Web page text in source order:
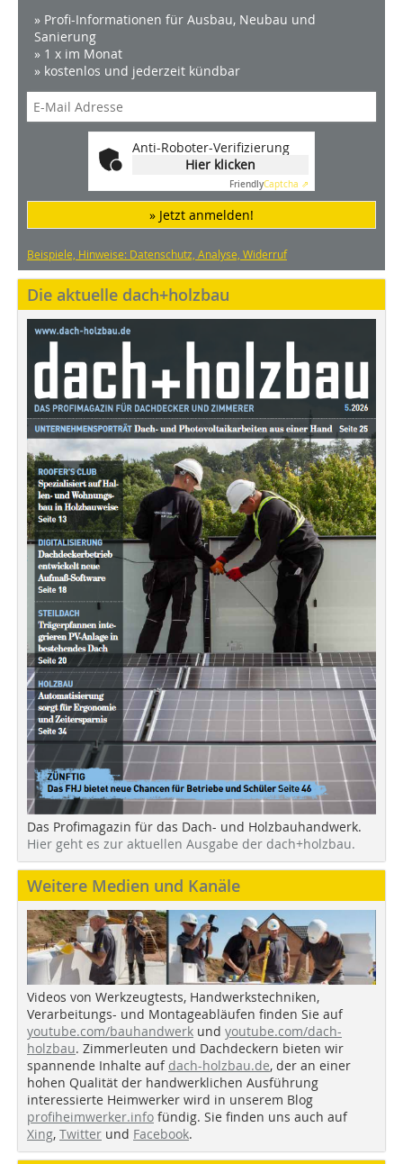
» Profi-Informationen für Ausbau, Neubau und
Sanierung
» 1 x im Monat
» kostenlos und jederzeit kündbar
Anti-Roboter-Verifizierung
Hier klicken
FriendlyCaptcha ⇗
» Jetzt anmelden!
Beispiele, Hinweise: Datenschutz, Analyse, Widerruf
Die aktuelle dach+holzbau
Das Profimagazin für das Dach- und Holzbauhandwerk.
Hier geht es zur aktuellen Ausgabe der dach+holzbau.
Weitere Medien und Kanäle
Videos von Werkzeugtests, Handwerkstechniken,
Verarbeitungs- und Montageabläufen finden Sie auf
youtube.com/bauhandwerk und youtube.com/dach-
holzbau. Zimmerleuten und Dachdeckern bieten wir
spannende Inhalte auf dach-holzbau.de, der an einer
hohen Qualität der handwerklichen Ausführung
interessierte Heimwerker wird in unserem Blog
profiheimwerker.info fündig. Sie finden uns auch auf
Xing, Twitter und Facebook.